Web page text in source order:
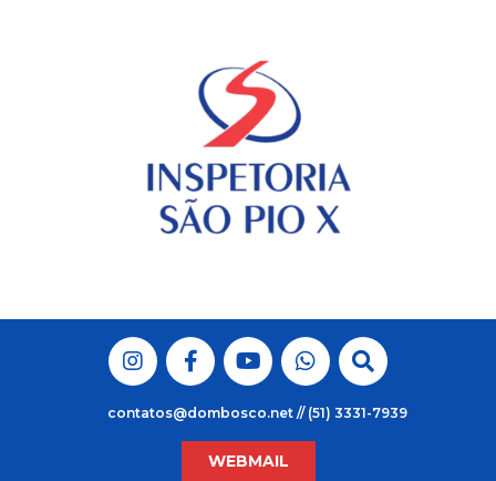
contatos@dombosco.net // (51) 3331-7939
WEBMAIL